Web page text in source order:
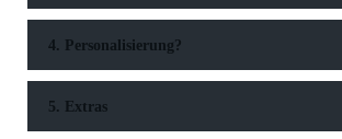
4. Personalisierung?
5. Extras